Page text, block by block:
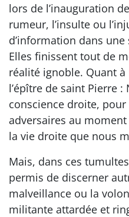
lors de l’inauguration
rumeur, l’insulte ou
d’information dans
Elles finissent tout de
réalité ignoble. Quant
l’épître de saint Pierre
conscience droite,
adversaires au
la vie droite que nous
Mais, dans ces
permis de discerner
malveillance ou la
militante attardée et